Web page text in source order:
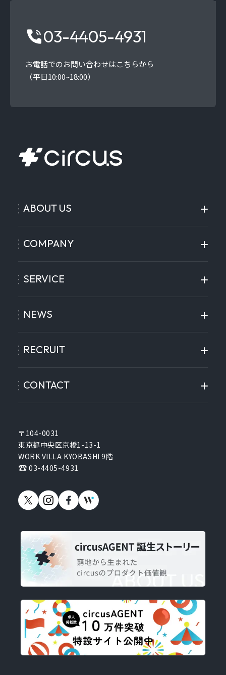
03-4405-4931
お電話でのお問い合わせはこちらから
（平日10:00~18:00）
〒104-0031
東京都中央区京橋1-13-1
WORK VILLA KYOBASHI 9階
03-4405-4931
ABOUT US
COMPANY
SERVICE
NEWS
RECRUIT
CONTACT